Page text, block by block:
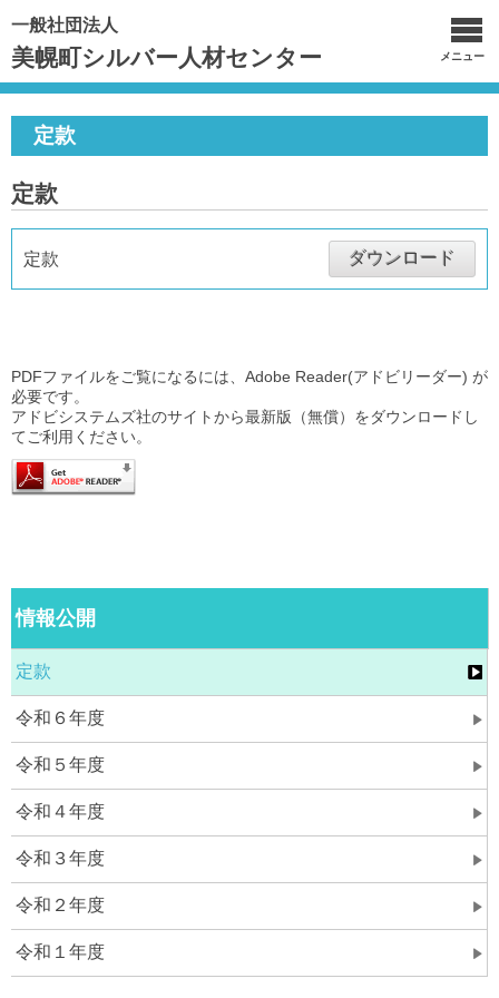
一般社団法人
美幌町シルバー人材センター メニュー
定款
定款
定款 ダウンロード
PDFファイルをご覧になるには、Adobe Reader(アドビリーダー) が
必要です。
アドビシステムズ社のサイトから最新版（無償）をダウンロードし
てご利用ください。
情報公開
定款
令和６年度
令和５年度
令和４年度
令和３年度
令和２年度
令和１年度